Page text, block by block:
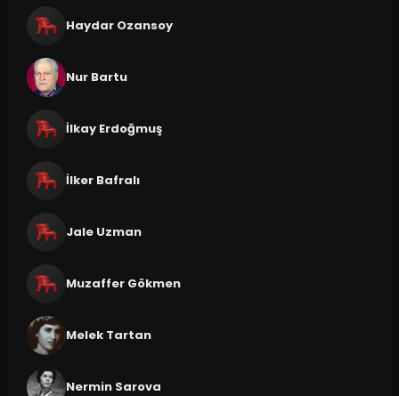
Haydar Ozansoy
Nur Bartu
İlkay Erdoğmuş
İlker Bafralı
Jale Uzman
Muzaffer Gökmen
Melek Tartan
Nermin Sarova